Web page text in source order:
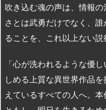
吹き込む魂の声は、情報
さとは武勇だけでなく、
ることを、これ以上ない説
「心が洗われるような優
しめる上質な異世界作品
えているすべての人へ。